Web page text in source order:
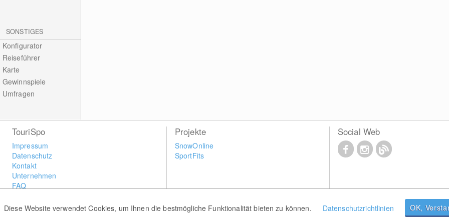
SONSTIGES
Konfigurator
Reiseführer
Karte
Gewinnspiele
Umfragen
Diese Website verwendet Cookies, um Ihnen die bestmögliche Funktionalität bieten zu können. Datenschutzrichtlinien OK,
TouriSpo
Impressum
Datenschutz
Kontakt
Unternehmen
FAQ
Widget
Projekte
SnowOnline
SportFits
Social Web